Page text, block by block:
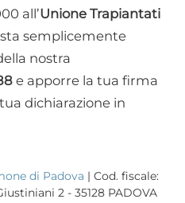
all’Unione Trapiantati
semplicemente
nostra
e apporre la tua firma
dichiarazione in
di Padova | Cod. fiscale:
2 - 35128 PADOVA